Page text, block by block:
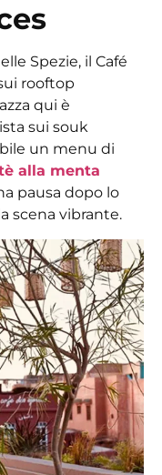
Spezie, il Café
rooftop
qui è
sui souk
un menu di
alla menta
pausa dopo lo
scena vibrante.